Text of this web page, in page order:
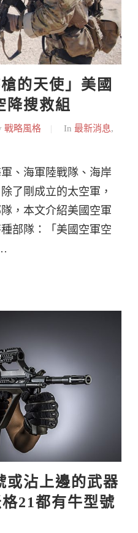
的天使」美國
降搜救組
戰略風格 In 最新消息,
、海軍陸戰隊、海岸
了剛成立的太空軍，
，本文介紹美國空軍
部隊：「美國空軍空
或沾上邊的武器
21都有牛型號